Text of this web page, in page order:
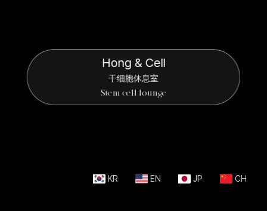
Hong & Cell
干细胞休息室
Stem cell lounge
KR EN JP CH